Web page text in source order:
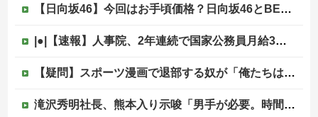
【日向坂46】今回はお手頃価格？日向坂46とBEAMSのコラボが決定！！
|●|【速報】人事院、2年連続で国家公務員月給3%増の「1万5056円」引き上げ勧告 2年で6%超え
【疑問】スポーツ漫画で退部する奴が「俺たちは楽しくやりたかったんだよ」って言い出す理由ｗｗｗｗｗ他
滝沢秀明社長、熊本入り示唆「男手が必要。時間を見つけて行きたい」